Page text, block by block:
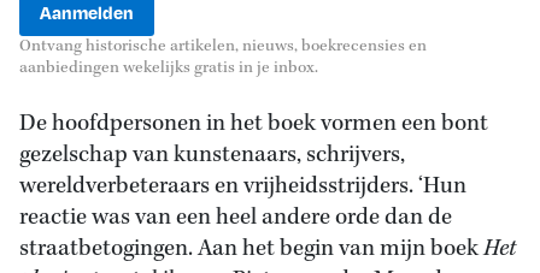
Ontvang historische artikelen, nieuws, boekrecensies en
aanbiedingen wekelijks gratis in je inbox.
De hoofdpersonen in het boek vormen een bont
gezelschap van kunstenaars, schrijvers,
wereldverbeteraars en vrijheidsstrijders. ‘Hun
reactie was van een heel andere orde dan de
straatbetogingen. Aan het begin van mijn boekHet